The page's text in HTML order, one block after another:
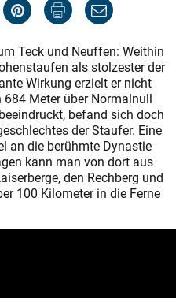
Teck und Neuffen: Weithin
als stolzester der
Wirkung erzielt er nicht
Meter über Normalnull
befand sich doch
der Staufer. Eine
an die berühmte Dynastie
kann man von dort aus
den Rechberg und
100 Kilometer in die Ferne